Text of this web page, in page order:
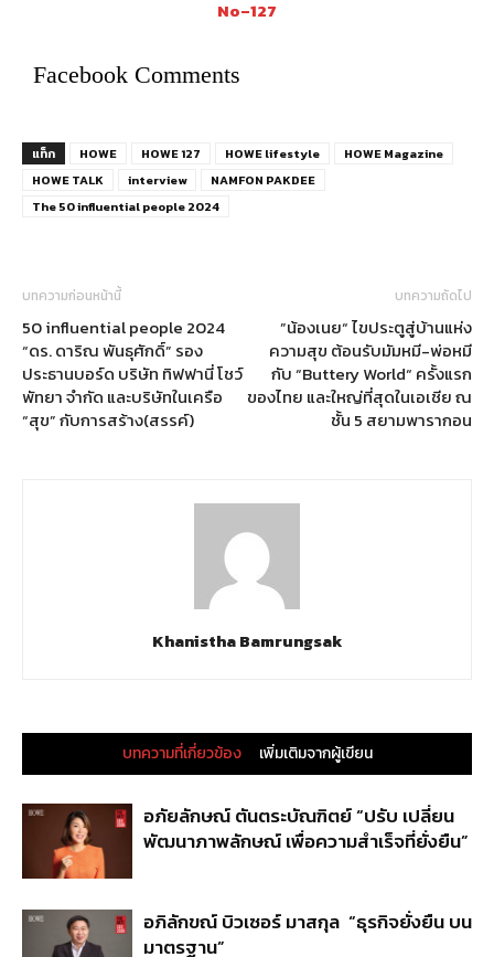
No–127
Facebook Comments
แท็ก HOWE HOWE 127 HOWE lifestyle
HOWE Magazine
HOWE TALK
interview
NAMFON PAKDEE
The 50 influential people 2024
บทความก่อนหน้านี้
50 influential people 2024
“ดร. ดาริณ พันธุศักดิ์” รอง
ประธานบอร์ด บริษัท ทิฟฟานี่ โชว์
พัทยา จำกัด และบริษัทในเครือ
“สุข” กับการสร้าง(สรรค์)
บทความถัดไป
”น้องเนย“ ไขประตูสู่บ้านแห่ง
ความสุข ต้อนรับมัมหมี-พ่อหมี
กับ “Buttery World“ ครั้งแรก
ของไทย และใหญ่ที่สุดในเอเชีย ณ
ชั้น 5 สยามพารากอน
Khanistha Bamrungsak
บทความที่เกี่ยวข้อง เพิ่มเติมจากผู้เขียน
อภัยลักษณ์ ตันตระบัณฑิตย์ “ปรับ เปลี่ยน
พัฒนาภาพลักษณ์ เพื่อความสำเร็จที่ยั่งยืน”
อภิลักขณ์ บิวเซอร์ มาสกุล “ธุรกิจยั่งยืน บน
มาตรฐาน”